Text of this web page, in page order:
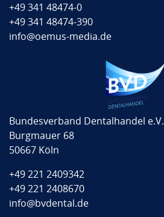
+49 341 48474-0
+49 341 48474-390
info@oemus-media.de
Bundesverband Dentalhandel e.V.
Burgmauer 68
50667 Köln
+49 221 2409342
+49 221 2408670
info@bvdental.de